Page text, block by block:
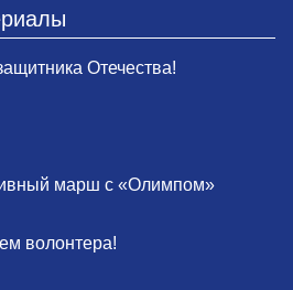
Отечества!
марш с «Олимпом»
волонтера!